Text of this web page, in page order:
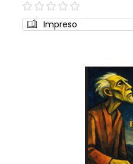
0%
Impreso